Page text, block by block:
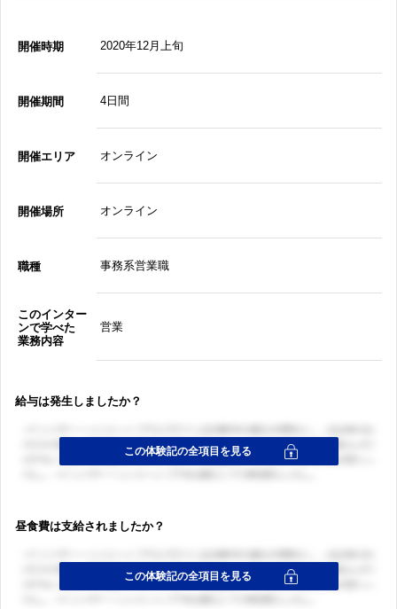
開催時期 2020年12月上旬
開催期間 4日間
開催エリア オンライン
開催場所 オンライン
職種 事務系営業職
このインター
ンで学べた
業務内容
営業
給与は発生しましたか？
昼食費は支給されましたか？